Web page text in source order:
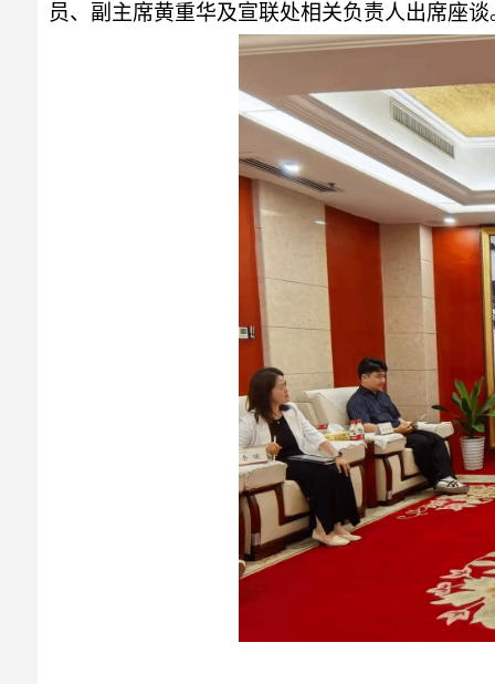
员、副主席黄重华及宣联处相关负责人出席座